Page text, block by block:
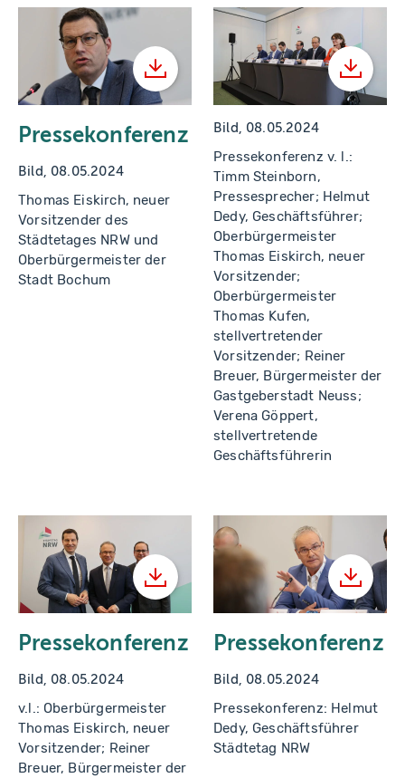
Herunterladen
Pressekonferenz
Bild, 08.05.2024
Thomas Eiskirch, neuer
Vorsitzender des
Städtetages NRW und
Oberbürgermeister der
Stadt Bochum
Bild, 08.05.2024
Pressekonferenz v. l.:
Timm Steinborn,
Pressesprecher; Helmut
Dedy, Geschäftsführer;
Oberbürgermeister
Thomas Eiskirch, neuer
Vorsitzender;
Oberbürgermeister
Thomas Kufen,
stellvertretender
Vorsitzender; Reiner
Breuer, Bürgermeister der
Gastgeberstadt Neuss;
Verena Göppert,
stellvertretende
Geschäftsführerin
Herunterladen
Pressekonferenz
Bild, 08.05.2024
v.l.: Oberbürgermeister
Thomas Eiskirch, neuer
Vorsitzender; Reiner
Breuer, Bürgermeister der
Pressekonferenz
Bild, 08.05.2024
Pressekonferenz: Helmut
Dedy, Geschäftsführer
Städtetag NRW